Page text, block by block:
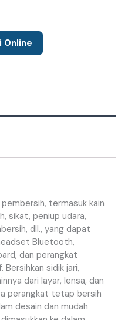
Online
pembersih, termasuk kain
, sikat, peniup udara,
, dll., yang dapat
Bluetooth,
, dan perangkat
. Bersihkan sidik jari,
dari layar, lensa, dan
perangkat tetap bersih
desain dan mudah